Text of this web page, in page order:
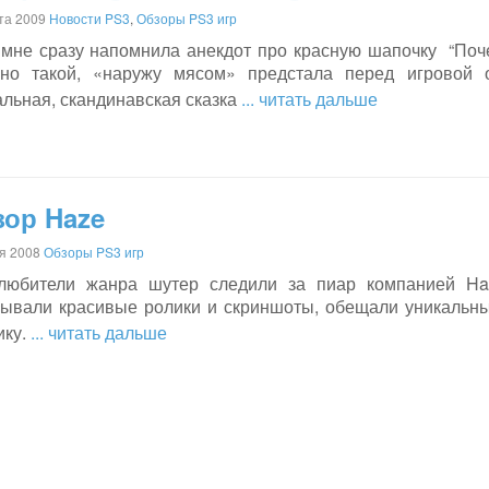
2009 Новости PS3, Обзоры PS3 игр
сразу напомнила анекдот про красную шапочку
такой, «наружу мясом» предстала перед игровой
скандинавская сказка ... читать дальше
Haze
2008 Обзоры PS3 игр
жанра шутер следили за пиар компанией
красивые ролики и скриншоты, обещали
... читать дальше